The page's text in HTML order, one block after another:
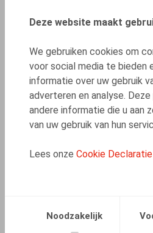
Deze website maakt
We gebruiken cookies om
voor social media te bieden
informatie over uw gebruik
adverteren en analyse.
andere informatie die u aan
van uw gebruik van hun
Lees onze Cookie Declaratie
Noodzakelijk